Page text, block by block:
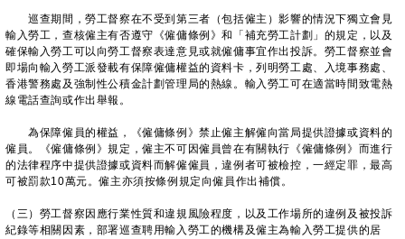
巡查期間，勞工督察在不受到第三者（包括僱主）影響的情況下獨立會見
輸入勞工，查核僱主有否遵守《僱傭條例》和「補充勞工計劃」的規定，以及
確保輸入勞工可以向勞工督察表達意見或就僱傭事宜作出投訴。勞工督察並會
即場向輸入勞工派發載有保障僱傭權益的資料卡，列明勞工處、入境事務處、
香港警務處及強制性公積金計劃管理局的熱線。輸入勞工可在適當時間致電熱
線電話查詢或作出舉報。
為保障僱員的權益，《僱傭條例》禁止僱主解僱向當局提供證據或資料的
僱員。《僱傭條例》規定，僱主不可因僱員曾在有關執行《僱傭條例》而進行
的法律程序中提供證據或資料而解僱僱員，違例者可被檢控，一經定罪，最高
可被罰款10萬元。僱主亦須按條例規定向僱員作出補償。
（三）勞工督察因應行業性質和違規風險程度，以及工作場所的違例及被投訴
紀錄等相關因素，部署巡查聘用輸入勞工的機構及僱主為輸入勞工提供的居